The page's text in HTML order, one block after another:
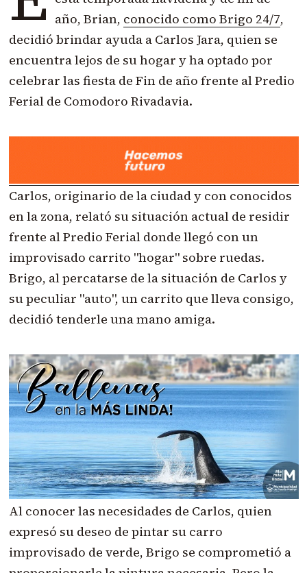
año, Brian, conocido como Brigo 24/7,
decidió brindar ayuda a Carlos Jara, quien se
encuentra lejos de su hogar y ha optado por
celebrar las fiesta de Fin de año frente alPredio
Ferial de Comodoro Rivadavia.
Carlos, originario de la ciudad y con conocidos
en la zona, relató su situación actual de residir
frente al Predio Ferial donde llegó con un
improvisado carrito "hogar" sobre ruedas.
Brigo, al percatarse de la situación de Carlos y
su peculiar "auto", un carrito que lleva consigo,
decidió tenderle una mano amiga.
Al conocer las necesidades de Carlos, quien
expresó su deseo de pintar su carro
improvisado de verde, Brigo se comprometió a